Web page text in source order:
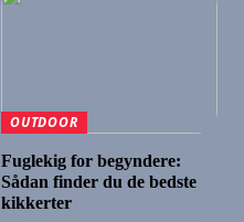
OUTDOOR
Fuglekig for begyndere:
Sådan finder du de bedste
kikkerter